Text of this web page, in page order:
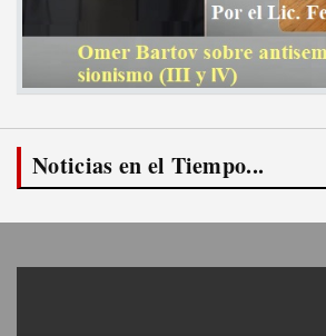
Noticias en el Tiempo...